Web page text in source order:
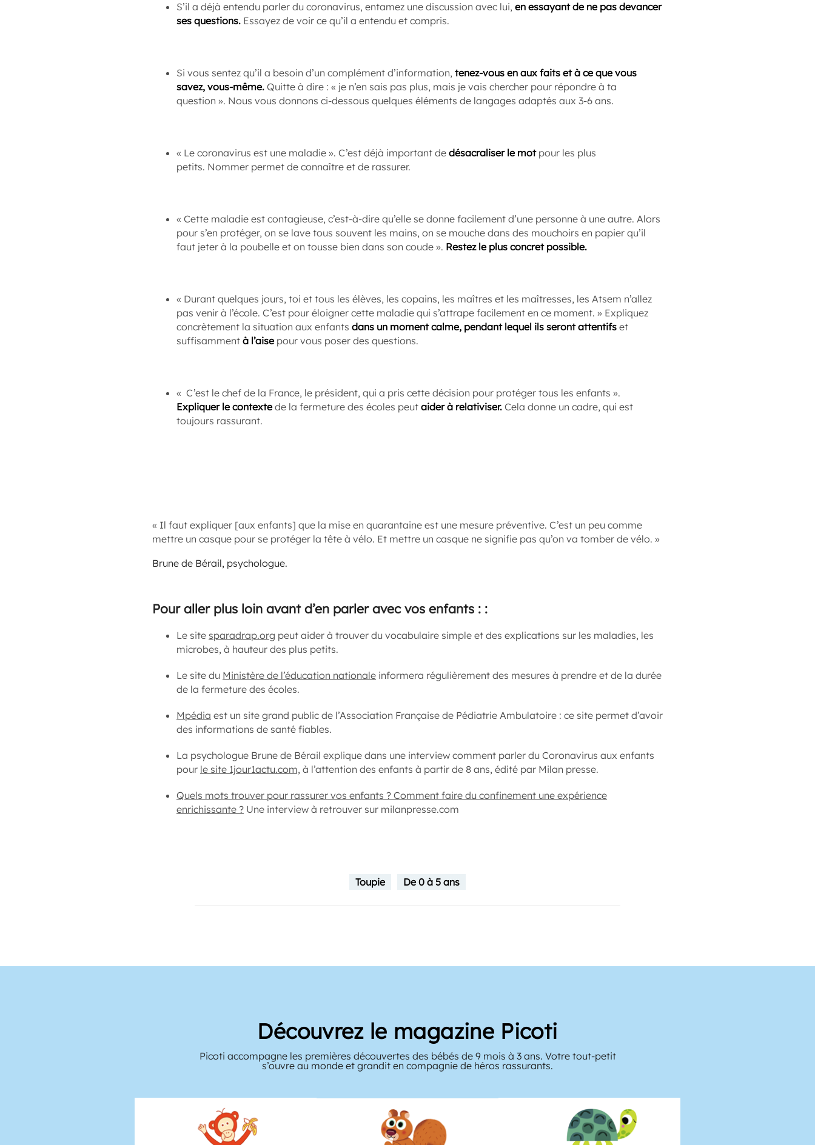
S’il a déjà entendu parler du coronavirus, entamez une discussion avec lui, en essayant de ne pas devancer
ses questions. Essayez de voir ce qu’il a entendu et compris.
Si vous sentez qu’il a besoin d’un complément d’information, tenez-vous en aux faits et à ce que vous
savez, vous-même. Quitte à dire : « je n’en sais pas plus, mais je vais chercher pour répondre à ta
question ». Nous vous donnons ci-dessous quelques éléments de langages adaptés aux 3-6 ans.
« Le coronavirus est une maladie ». C’est déjà important de désacraliser le motpour les plus
petits. Nommer permet de connaître et de rassurer.
« Cette maladie est contagieuse, c’est-à-dire qu’elle se donne facilement d’une personne à une autre. Alors
pour s’en protéger, on se lave tous souvent les mains, on se mouche dans des mouchoirs en papier qu’il
faut jeter à la poubelle et on tousse bien dans son coude ». Restez le plus concret possible.
« Durant quelques jours, toi et tous les élèves, les copains, les maîtres et les maîtresses, les Atsem n’allez
pas venir à l’école. C’est pour éloigner cette maladie qui s’attrape facilement en ce moment. » Expliquez
concrètement la situation aux enfants dans un moment calme, pendant lequel ils seront attentifs et
suffisamment à l’aisepour vous poser des questions.
« C’est le chef de la France, le président, qui a pris cette décision pour protéger tous les enfants ».
Expliquer le contextede la fermeture des écoles peut aider à relativiser. Cela donne un cadre, qui est
toujours rassurant.
« Il faut expliquer [aux enfants] que la mise en quarantaine est une mesure préventive. C’est un peu comme
mettre un casque pour se protéger la tête à vélo. Et mettre un casque ne signifie pas qu’on va tomber de vélo. »
Brune de Bérail, psychologue.
Pour aller plus loin avant d’en parler avec vos enfants : :
Le site sparadrap.org peut aider à trouver du vocabulaire simple et des explications sur les maladies, les
microbes, à hauteur des plus petits.
Le site du Ministère de l’éducation nationale informera régulièrement des mesures à prendre et de la durée
de la fermeture des écoles.
Mpédia est un site grand public de l’Association Française de Pédiatrie Ambulatoire : ce site permet d’avoir
des informations de santé fiables.
La psychologue Brune de Bérail explique dans une interview comment parler du Coronavirus aux enfants
pour le site 1jour1actu.com, à l’attention des enfants à partir de 8 ans, édité par Milan presse.
Quels mots trouver pour rassurer vos enfants ? Comment faire du confinement une expérience
enrichissante ? Une interview à retrouver sur milanpresse.com
Toupie De 0 à 5 ans
Découvrez le magazine Picoti
Picoti accompagne les premières découvertes des bébés de 9 mois à 3 ans. Votre tout-petit
s’ouvre au monde et grandit en compagnie de héros rassurants.